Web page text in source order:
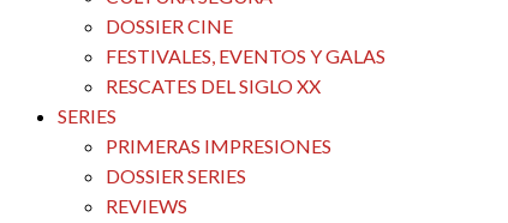
DOSSIER CINE
FESTIVALES, EVENTOS Y GALAS
RESCATES DEL SIGLO XX
SERIES
PRIMERAS IMPRESIONES
DOSSIER SERIES
REVIEWS